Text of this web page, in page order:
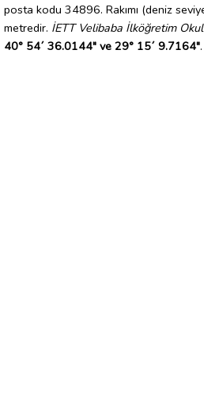
posta kodu 34896. Rakımı (deniz
metredir. İETT Velibaba İlköğretim
40° 54´ 36.0144" ve 29° 15´ 9.7164".